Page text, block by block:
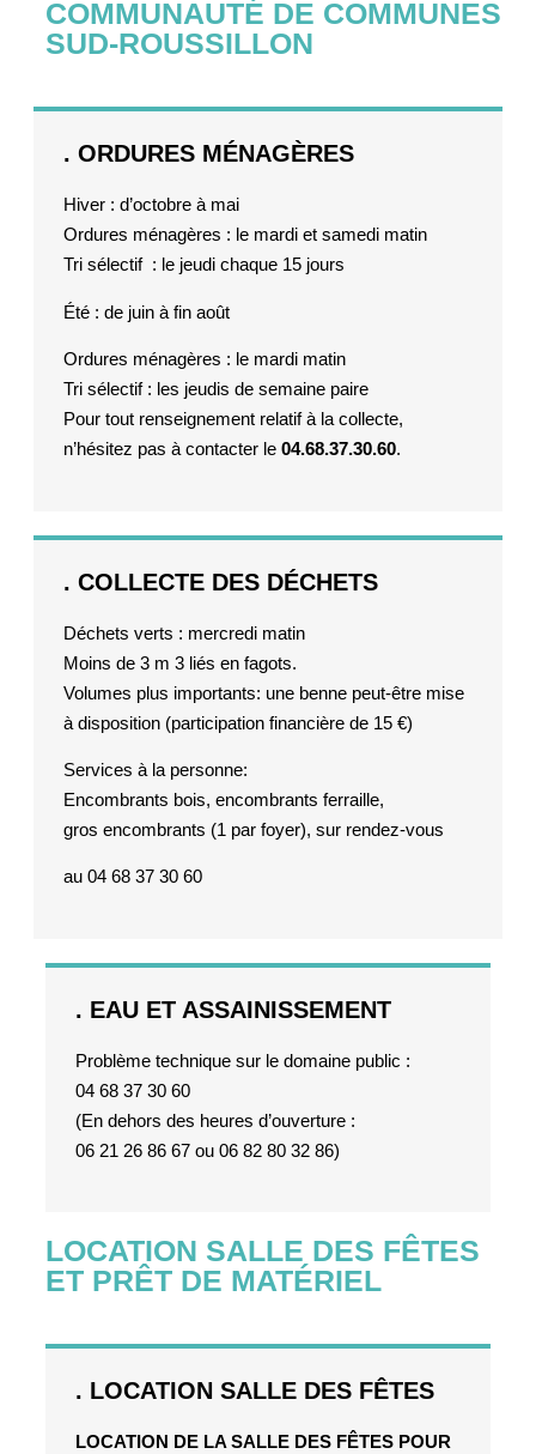
COMMUNAUTÉ DE COMMUNES
SUD-ROUSSILLON
. ORDURES MÉNAGÈRES
Hiver : d’octobre à mai
Ordures ménagères : le mardi et samedi matin
Tri sélectif : le jeudi chaque 15 jours
Été : de juin à fin août
Ordures ménagères : le mardi matin
Tri sélectif : les jeudis de semaine paire
Pour tout renseignement relatif à la collecte,
n’hésitez pas à contacter le 04.68.37.30.60.
. COLLECTE DES DÉCHETS
Déchets verts : mercredi matin
Moins de 3 m 3 liés en fagots.
Volumes plus importants: une benne peut-être mise
à disposition (participation financière de 15 €)
Services à la personne:
Encombrants bois, encombrants ferraille,
gros encombrants (1 par foyer), sur rendez-vous
au 04 68 37 30 60
. EAU ET ASSAINISSEMENT
Problème technique sur le domaine public :
04 68 37 30 60
(En dehors des heures d’ouverture :
06 21 26 86 67 ou 06 82 80 32 86)
LOCATION SALLE DES FÊTES
ET PRÊT DE MATÉRIEL
. LOCATION SALLE DES FÊTES
LOCATION DE LA SALLE DES FÊTES POUR